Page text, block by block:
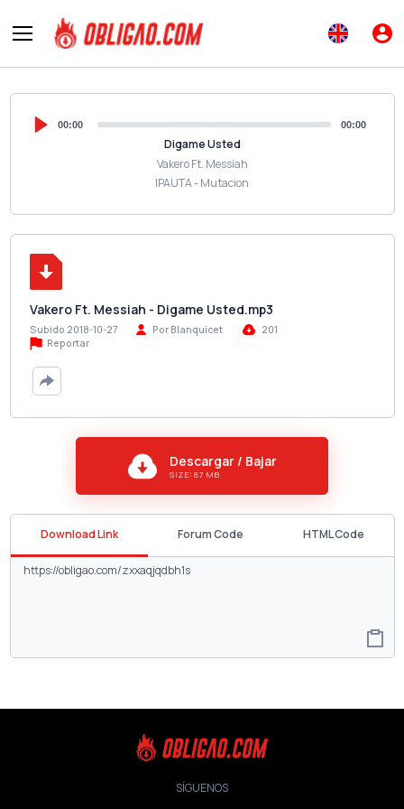
00:00 00:00
Digame Usted
Vakero Ft. Messiah
IPAUTA - Mutacion
Vakero Ft. Messiah - Digame Usted.mp3
Subido 2018-10-27 Por Blanquicet
201
Reportar
Descargar / Bajar
SIZE: 8.7 MB
Download Link Forum Code HTML Code
SÍGUENOS